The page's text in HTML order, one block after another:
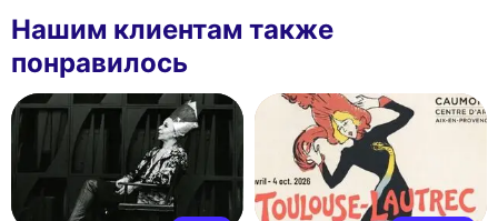
Нашим клиентам также
понравилось